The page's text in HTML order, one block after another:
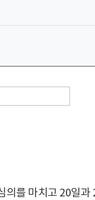
를 마치고 20일